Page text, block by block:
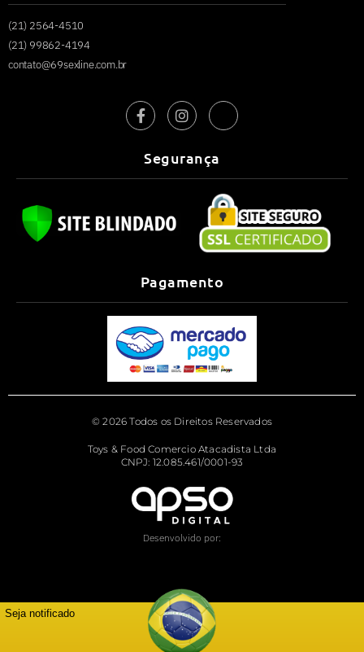
(21) 2564-4510
(21) 99862-4194
contato@69sexline.com.br
Segurança
Pagamento
© 2026 Todos os Direitos Reservados
Toys & Food Comercio Atacadista Ltda
CNPJ: 12.085.461/0001-93
Desenvolvido por:
Seja notificado